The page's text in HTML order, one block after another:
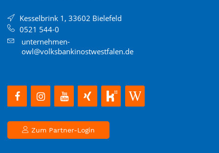
Kesselbrink 1, 33602 Bielefeld
0521 544-0
unternehmen-
owl@volksbankinostwestfalen.de
Zum Partner-Login